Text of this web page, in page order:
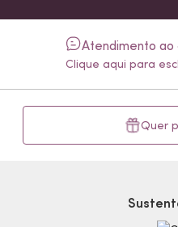
Atendimento ao
Clique aqui para
Quer